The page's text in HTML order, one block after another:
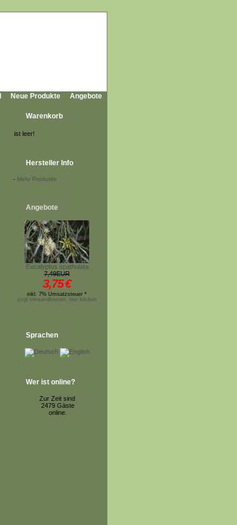
Neue Produkte Angebote
Warenkorb
ist leer!
Hersteller Info
- Mehr Produkte
Angebote
Eucalyptus spathulata
7,49EUR
3,75€
inkl. 7% Umsatzsteuer *
zzgl.Versandkosten, hier klicken
Sprachen
Wer ist online?
Zur Zeit sind
2479 Gäste
online.